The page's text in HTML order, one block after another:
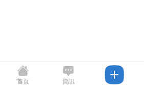
首頁 資訊